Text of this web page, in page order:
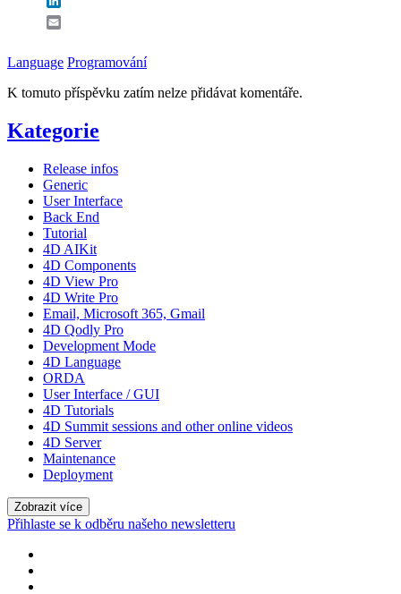
Language Programování
K tomuto příspěvku zatím nelze přidávat komentáře.
Kategorie
Release infos
Generic
User Interface
Back End
Tutorial
4D AIKit
4D Components
4D View Pro
4D Write Pro
Email, Microsoft 365, Gmail
4D Qodly Pro
Development Mode
4D Language
ORDA
User Interface / GUI
4D Tutorials
4D Summit sessions and other online videos
4D Server
Maintenance
Deployment
Zobrazit více
Přihlaste se k odběru našeho newsletteru